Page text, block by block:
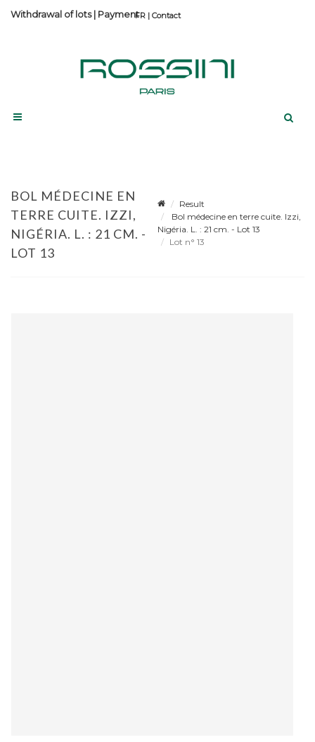
Contact
Withdrawal of lots| Payment
BOL MÉDECINE EN
TERRE CUITE. IZZI,
NIGÉRIA. L. : 21 CM. -
LOT 13
Result
Bol médecine en terre cuite. Izzi,
Nigéria. L. : 21 cm. - Lot 13
Lot n° 13